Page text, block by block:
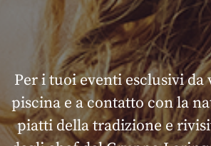
Per i tuoi eventi esclusivi da
piscina e a contatto con la
piatti della tradizione e